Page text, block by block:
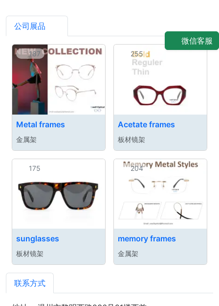
公司展品
187
Metal frames
金属架
255
Acetate frames
板材镜架
175
sunglasses
板材镜架
204
memory frames
金属架
联系方式
微信客服